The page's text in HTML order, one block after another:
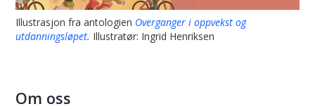
Illustrasjon fra antologien Overganger i oppvekst og
utdanningsløpet. Illustratør: Ingrid Henriksen
Om oss